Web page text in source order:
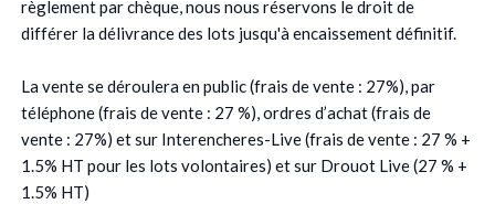
règlement par chèque, nous nous réservons le droit de
différer la délivrance des lots jusqu'à encaissement définitif.
La vente se déroulera en public (frais de vente : 27%), par
téléphone (frais de vente : 27 %), ordres d’achat (frais de
vente : 27%) et sur Interencheres-Live (frais de vente : 27 % +
1.5% HT pour les lots volontaires) et sur Drouot Live (27 % +
1.5% HT)